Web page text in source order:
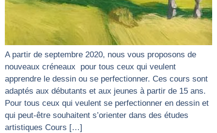
A partir de septembre 2020, nous vous proposons de
nouveaux créneaux pour tous ceux qui veulent
apprendre le dessin ou se perfectionner. Ces cours sont
adaptés aux débutants et aux jeunes à partir de 15 ans.
Pour tous ceux qui veulent se perfectionner en dessin et
qui peut-être souhaitent s’orienter dans des études
artistiques Cours […]